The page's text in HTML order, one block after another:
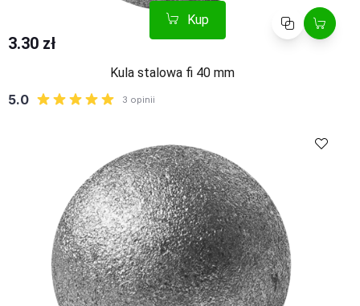
Kup Porównaj
3.30 zł
Kula stalowa fi 40 mm